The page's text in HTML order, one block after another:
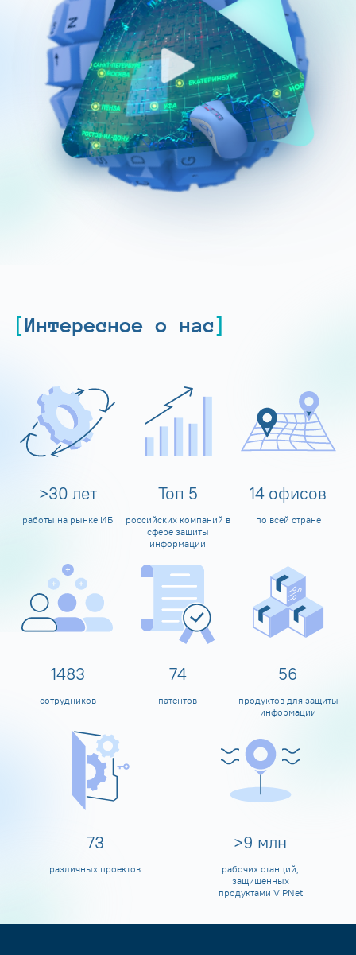
Интересное о нас
>30 лет
работы на рынке ИБ
Топ 5
российских компаний в
сфере защиты
информации
14 офисов
по всей стране
1599
сотрудников
80
патентов
60
продуктов для защиты
информации
80
различных проектов
>10 млн
рабочих станций,
защищенных
продуктами ViPNet